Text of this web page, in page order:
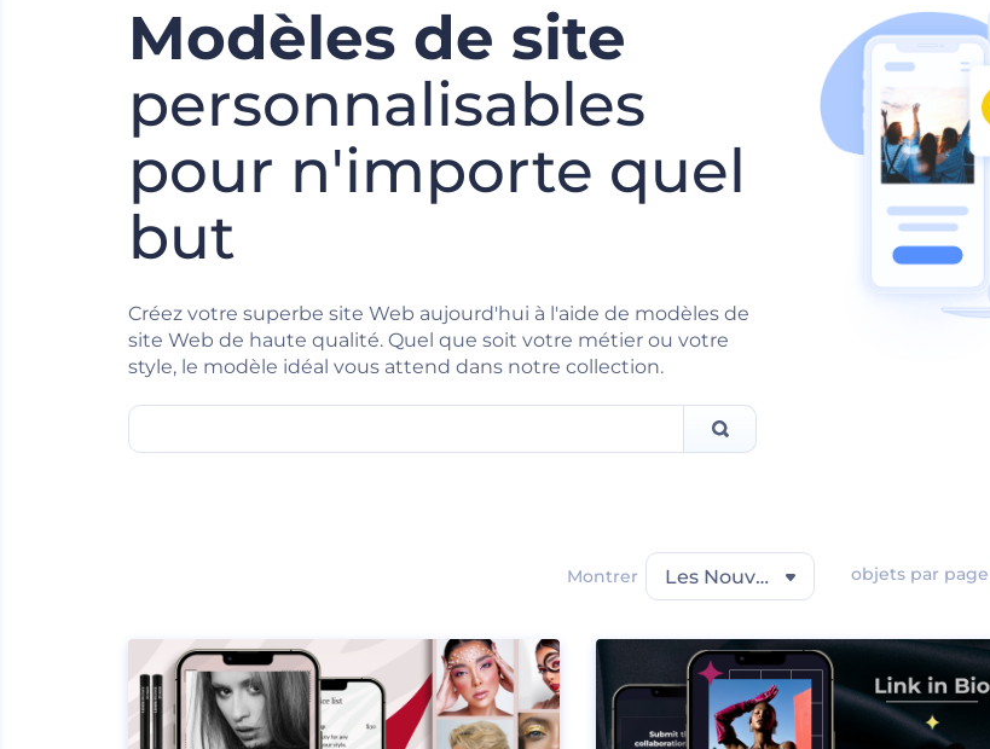
Modèles de site
personnalisables
pour n'importe quel
but
Créez votre superbe site Web aujourd'hui à l'aide de modèles de
site Web de haute qualité. Quel que soit votre métier ou votre
style, le modèle idéal vous attend dans notre collection.
Montrer Les Nouveautés objets par page